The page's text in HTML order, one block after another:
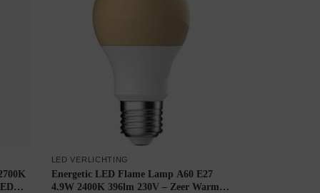
LED VERLICHTING
Energetic LED Flame Lamp A60 E27
4.9W 2400K 396lm 230V – Zeer Warm